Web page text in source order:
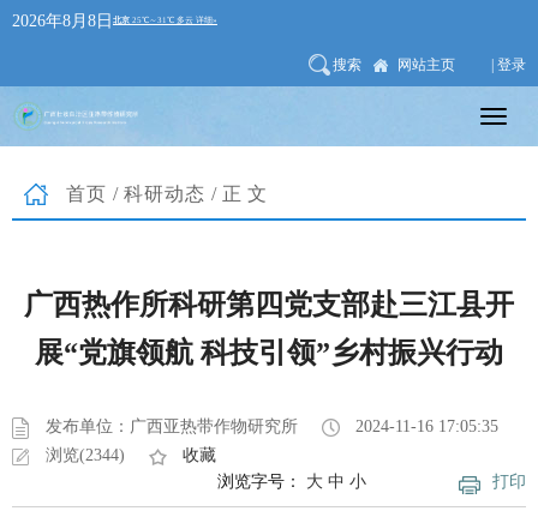
2026年8月8日
搜索 网站主页 | 登录
首页 / 科研动态 /正文
广西热作所科研第四党支部赴三江县开
展“党旗领航 科技引领”乡村振兴行动
发布单位：广西亚热带作物研究所
2024-11-16 17:05:35
浏览(2344)
收藏
打印
浏览字号： 大 中 小